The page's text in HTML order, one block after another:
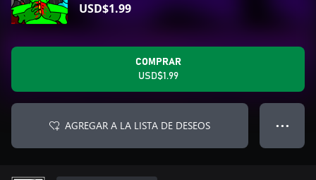
USD$1.99
COMPRAR
USD$1.99
AGREGAR A LA LISTA DE DESEOS ● ● ●